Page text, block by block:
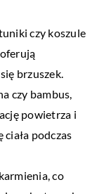
czy koszule
brzuszek.
czy bambus,
powietrza i
podczas
co